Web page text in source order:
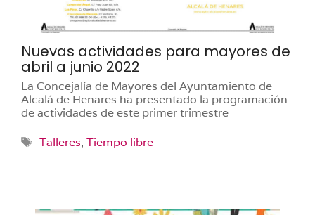
Nuevas actividades para mayores de
abril a junio 2022
La Concejalía de Mayores del Ayuntamiento de
Alcalá de Henares ha presentado la programación
de actividades de este primer trimestre
Etiquetas
Talleres, Tiempo libre